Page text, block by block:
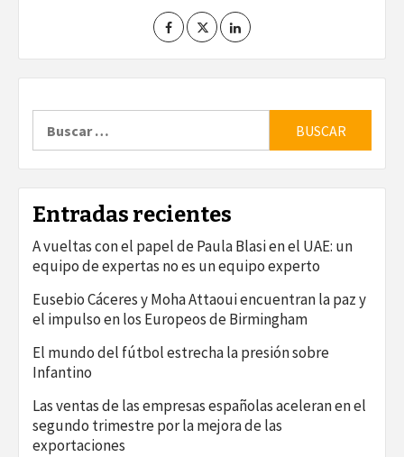
Entradas recientes
A vueltas con el papel de Paula Blasi en el UAE: un
equipo de expertas no es un equipo experto
Eusebio Cáceres y Moha Attaoui encuentran la paz y
el impulso en los Europeos de Birmingham
El mundo del fútbol estrecha la presión sobre
Infantino
Las ventas de las empresas españolas aceleran en el
segundo trimestre por la mejora de las
exportaciones